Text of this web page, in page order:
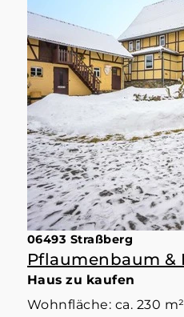
06493 Straßberg
Haus zu kaufen
Wohnfläche: ca. 230 m²